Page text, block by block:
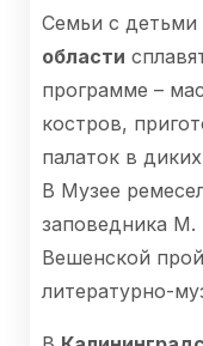
Семьи с
области
программе –
костров,
палаток в
В Музее
заповедника
Вешенской
литературно-